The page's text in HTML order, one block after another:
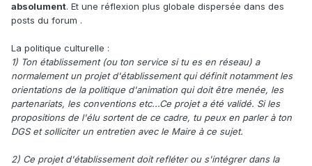
absolument. Et une réflexion plus globale dispersée dans des
posts du forum .
La politique culturelle :
1) Ton établissement (ou ton service si tu es en réseau) a
normalement un projet d'établissement qui définit notamment les
orientations de la politique d'animation qui doit être menée, les
partenariats, les conventions etc...Ce projet a été validé. Si les
propositions de l'élu sortent de ce cadre, tu peux en parler à ton
DGS et solliciter un entretien avec le Maire à ce sujet.
2) Ce projet d'établissement doit refléter ou s'intégrer dans la